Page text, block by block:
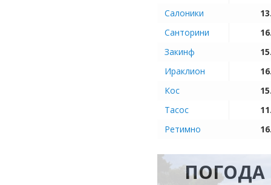
Салоники
Санторини
Закинф
Ираклион
Кос
Тасос
Ретимно
ПОГОДА